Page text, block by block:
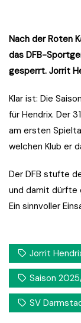
Nach der Roten
das DFB-
gesperrt. Jorrit
Klar ist: Die
für Hendrix. Der
am ersten
welchen Klub er
Der DFB stufte
und damit dürfte
Ein sinnvoller
Jorrit
Saison
SV